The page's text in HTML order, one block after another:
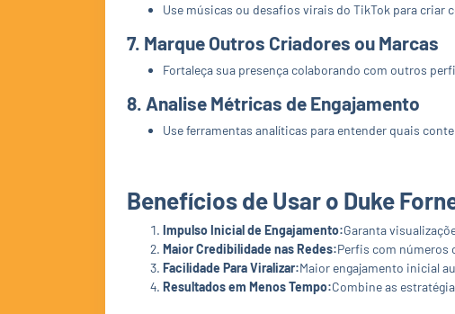
Use músicas ou desafios virais do TikTok para
7. Marque Outros Criadores ou Marcas
Fortaleça sua presença colaborando com outros
8. Analise Métricas de Engajamento
Use ferramentas analíticas para entender quais
Benefícios de Usar o Duke
Impulso Inicial de Engajamento:Garanta
Maior Credibilidade nas Redes:Perfis com números
Facilidade Para Viralizar:Maior engajamento inicial
Resultados em Menos Tempo:Combine as